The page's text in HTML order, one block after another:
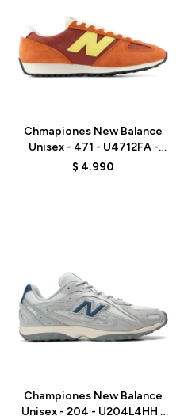
Chmapiones New Balance
Unisex - 471 - U4712FA -
ORANGE RED
$ 4.990
Championes New Balance
Unisex - 204 - U204L4HH -